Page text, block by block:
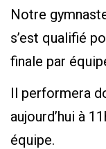
Notre
s’est qualifié
finale par
Il performera
aujourd’hui à
équipe.